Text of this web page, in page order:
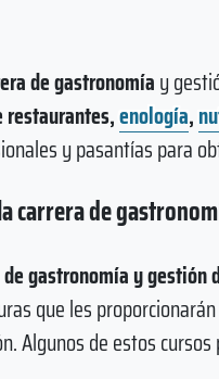
de gastronomíay
enología,
y pasantías para
carrera de
gastronomía y gestión
que les
Algunos de estos cursos